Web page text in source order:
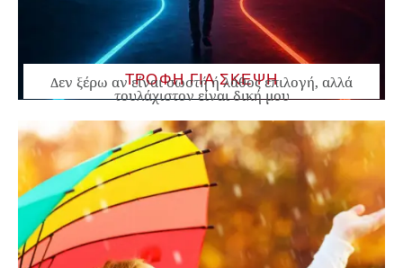
ΤΡΟΦΗ ΓΙΑ ΣΚΕΨΗ
Δεν ξέρω αν είναι σωστή ή λάθος επιλογή, αλλά
τουλάχιστον είναι δική μου